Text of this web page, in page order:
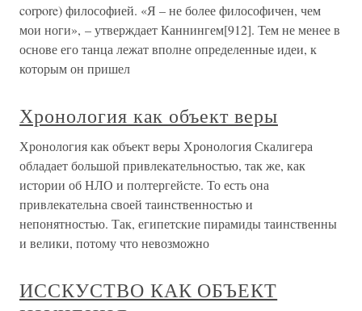
corpore) философией. «Я – не более философичен, чем
мои ноги», – утверждает Каннингем[912]. Тем не менее в
основе его танца лежат вполне определенные идеи, к
которым он пришел
Хронология как объект веры
Хронология как объект веры Хронология Скалигера
обладает большой привлекательностью, так же, как
истории об НЛО и полтергейсте. То есть она
привлекательна своей таинственностью и
непонятностью. Так, египетские пирамиды таинственны
и велики, потому что невозможно
ИССКУСТВО КАК ОБЪЕКТ